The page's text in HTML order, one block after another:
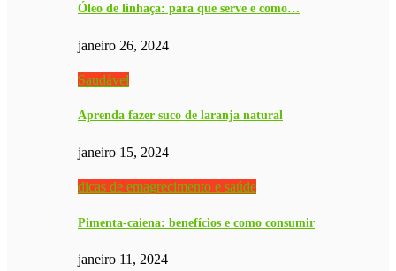
Óleo de linhaça: para que serve e como…
janeiro 26, 2024
Saudável
Aprenda fazer suco de laranja natural
janeiro 15, 2024
dicas de emagrecimento e saúde
Pimenta-caiena: benefícios e como consumir
janeiro 11, 2024